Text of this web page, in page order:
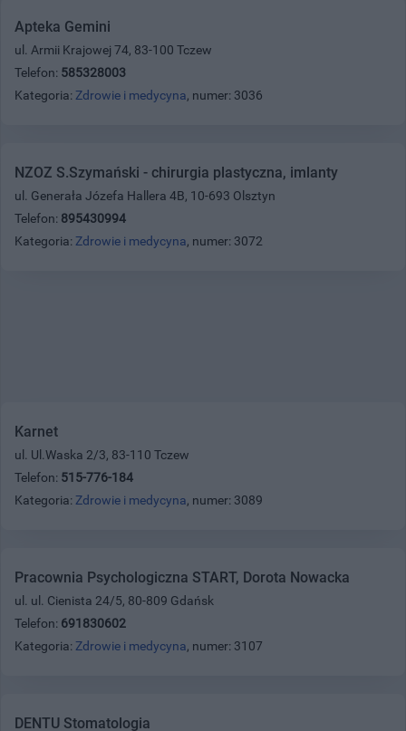
Apteka Gemini
ul. Armii Krajowej 74, 83-100 Tczew
Telefon: 585328003
Kategoria: Zdrowie i medycyna, numer: 3036
NZOZ S.Szymański - chirurgia plastyczna, imlanty
ul. Generała Józefa Hallera 4B, 10-693 Olsztyn
Telefon: 895430994
Kategoria: Zdrowie i medycyna, numer: 3072
Karnet
ul. Ul.Waska 2/3, 83-110 Tczew
Telefon: 515-776-184
Kategoria: Zdrowie i medycyna, numer: 3089
Pracownia Psychologiczna START, Dorota Nowacka
ul. ul. Cienista 24/5, 80-809 Gdańsk
Telefon: 691830602
Kategoria: Zdrowie i medycyna, numer: 3107
DENTU Stomatologia